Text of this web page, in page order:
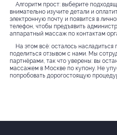
Алгоритм прост: выберите
внимательно изучите детали и
электронную почту и появится в
телефон, чтобы предъявить
аппаратный массаж по контактам
На этом всё: осталось
поделиться отзывом с нами. Мы
партнёрами, так что уверены: вы
массажем в Москве по купону. Не
попробовать дорогостоящую